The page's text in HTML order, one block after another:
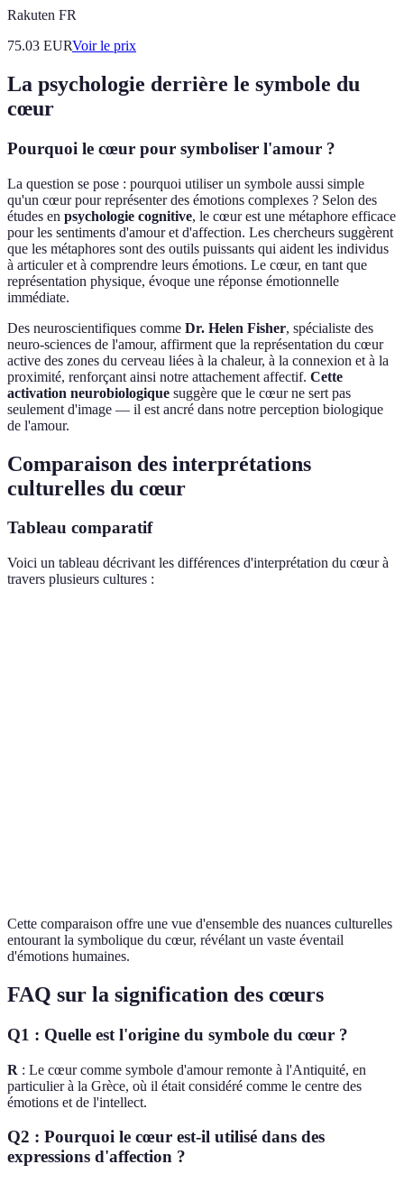
Rakuten FR
75.03 EURVoir le prix
La psychologie derrière le symbole du
cœur
Pourquoi le cœur pour symboliser l'amour ?
La question se pose : pourquoi utiliser un symbole aussi simple
qu'un cœur pour représenter des émotions complexes ? Selon des
études en psychologie cognitive, le cœur est une métaphore efficace
pour les sentiments d'amour et d'affection. Les chercheurs suggèrent
que les métaphores sont des outils puissants qui aident les individus
à articuler et à comprendre leurs émotions. Le cœur, en tant que
représentation physique, évoque une réponse émotionnelle
immédiate.
Des neuroscientifiques comme Dr. Helen Fisher, spécialiste des
neuro-sciences de l'amour, affirment que la représentation du cœur
active des zones du cerveau liées à la chaleur, à la connexion et à la
proximité, renforçant ainsi notre attachement affectif. Cette
activation neurobiologique suggère que le cœur ne sert pas
seulement d'image — il est ancré dans notre perception biologique
de l'amour.
Comparaison des interprétations
culturelles du cœur
Tableau comparatif
Voici un tableau décrivant les différences d'interprétation du cœur à
travers plusieurs cultures :
Cette comparaison offre une vue d'ensemble des nuances culturelles
entourant la symbolique du cœur, révélant un vaste éventail
d'émotions humaines.
FAQ sur la signification des cœurs
Q1 : Quelle est l'origine du symbole du cœur ?
R : Le cœur comme symbole d'amour remonte à l'Antiquité, en
particulier à la Grèce, où il était considéré comme le centre des
émotions et de l'intellect.
Q2 : Pourquoi le cœur est-il utilisé dans des
expressions d'affection ?